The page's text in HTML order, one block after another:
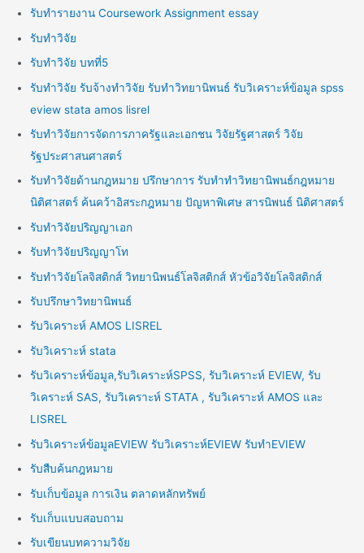
รับทำรายงาน Coursework Assignment essay
รับทำวิจัย
รับทำวิจัย บทที่5
รับทำวิจัย รับจ้างทำวิจัย รับทำวิทยานิพนธ์ รับวิเคราะห์ข้อมูล spss
eview stata amos lisrel
รับทำวิจัยการจัดการภาครัฐและเอกชน วิจัยรัฐศาสตร์ วิจัย
รัฐประศาสนศาสตร์
รับทำวิจัยด้านกฎหมาย ปรึกษาการ รับทำทำวิทยานิพนธ์กฎหมาย
นิติศาสตร์ ค้นคว้าอิสระกฎหมาย ปัญหาพิเศษ สารนิพนธ์ นิติศาสตร์
รับทำวิจัยปริญญาเอก
รับทำวิจัยปริญญาโท
รับทำวิจัยโลจิสติกส์ วิทยานิพนธ์โลจิสติกส์ หัวข้อวิจัยโลจิสติกส์
รับปรึกษาวิทยานิพนธ์
รับวิเคราะห์ AMOS LISREL
รับวิเคราะห์ stata
รับวิเคราะห์ข้อมูล,รับวิเคราะห์SPSS, รับวิเคราะห์ EVIEW, รับ
วิเคราะห์ SAS, รับวิเคราะห์ STATA , รับวิเคราะห์ AMOS และ
LISREL
รับวิเคราะห์ข้อมูลEVIEW รับวิเคราะห์EVIEW รับทำEVIEW
รับสืบค้นกฎหมาย
รับเก็บข้อมูล การเงิน ตลาดหลักทรัพย์
รับเก็บแบบสอบถาม
รับเขียนบทความวิจัย